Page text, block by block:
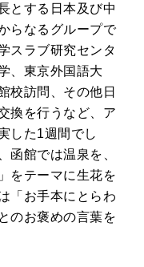
とする日本及び中
らなるグループで
スラブ研究センタ
、東京外国語大
校訪問、その他日
換を行うなど、ア
した1週間でし
函館では温泉を、
をテーマに生花を
「お手本にとらわ
のお褒めの言葉を